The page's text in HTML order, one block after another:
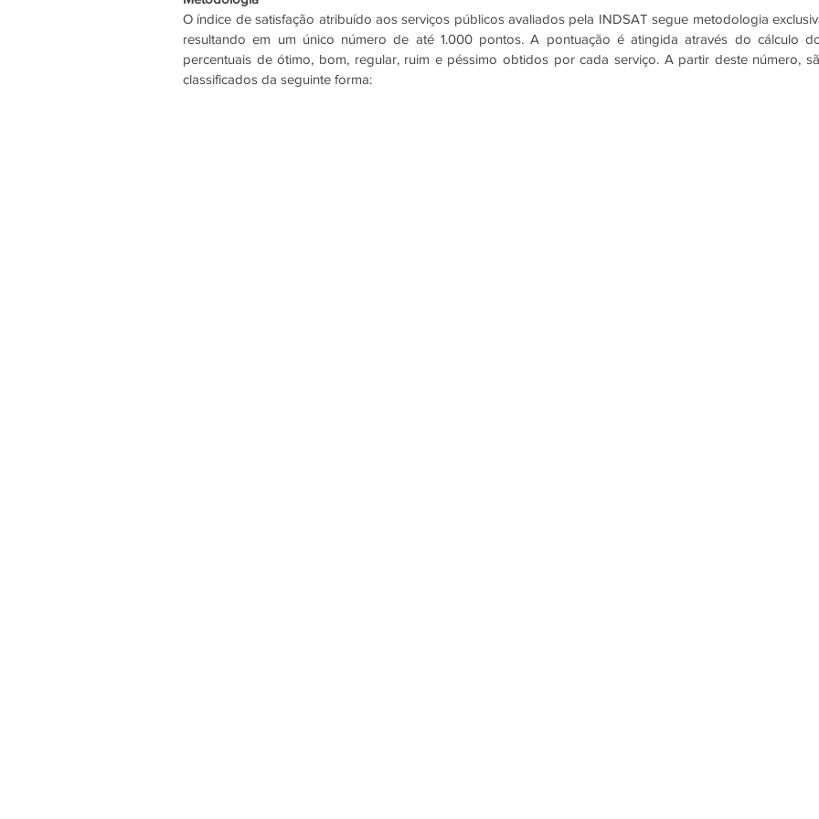
O índice de satisfação atribuído aos serviços públicos avaliados pela INDSAT segue metodologia
resultando em um único número de até 1.000 pontos. A pontuação é atingida através do cálculo
percentuais de ótimo, bom, regular, ruim e péssimo obtidos por cada serviço. A partir deste número,
classificados da seguinte forma: